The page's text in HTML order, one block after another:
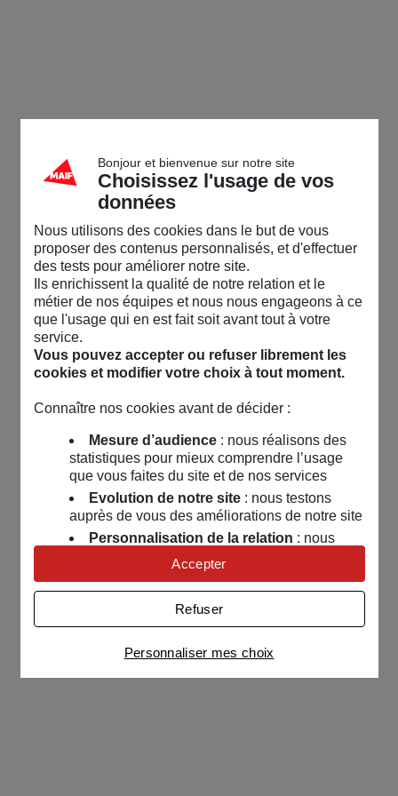
Bonjour et bienvenue sur notre site
Choisissez l'usage de vos
données
Nous utilisons des cookies dans le but de vous
proposer des contenus personnalisés, et d'effectuer
des tests pour améliorer notre site.
Ils enrichissent la qualité de notre relation et le
métier de nos équipes et nous nous engageons à ce
que l'usage qui en est fait soit avant tout à votre
service.
Vous pouvez accepter ou refuser librement les
cookies et modifier votre choix à tout moment.
Connaître nos cookies avant de décider :
Mesure d’audience: nous réalisons des
statistiques pour mieux comprendre l’usage
que vous faites du site et de nos services
Evolution de notre site: nous testons
auprès de vous des améliorations de notre site
Personnalisation de la relation : nous
nous servons de cookies pour adapter nos
contenus et personnaliser nos offres
Univers publicitaire: nous utilisons avec
nos partenaires des cookies pour afficher des
publicités personnalisées
Connaître notre politique cookies et la liste de nos
partenaires
Personnaliser mes choix
Refuser
Accepter